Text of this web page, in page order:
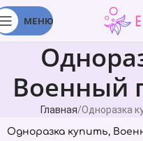
МЕНЮ
Военный
Главная Одноразка
Одноразка купить,